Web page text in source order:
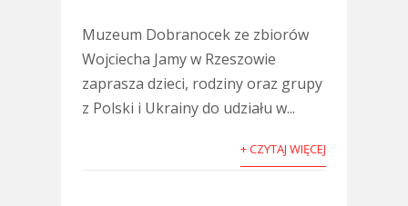
Muzeum Dobranocek ze zbiorów
Wojciecha Jamy w Rzeszowie
zaprasza dzieci, rodziny oraz grupy
z Polski i Ukrainy do udziału w...
+ CZYTAJ WIĘCEJ